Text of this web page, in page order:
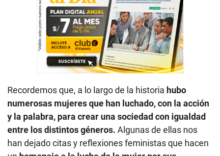
Recordemos que, a lo largo de la historia hubo
numerosas mujeres que han luchado, con la acción
y la palabra, para crear una sociedad con igualdad
entre los distintos géneros. Algunas de ellas nos
han dejado citas y reflexiones feministas que hacen